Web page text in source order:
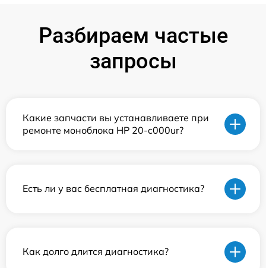
Разбираем частые
запросы
Какие запчасти вы устанавливаете при
ремонте моноблока HP 20-c000ur?
Есть ли у вас бесплатная диагностика?
Как долго длится диагностика?